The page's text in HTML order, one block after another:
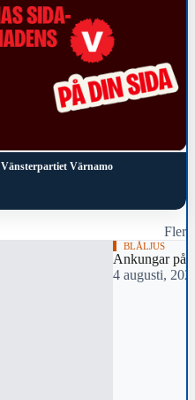
Vänsterpartiet Värnamo
Fler
BLÅLJUS
Ankungar på
4 augusti,